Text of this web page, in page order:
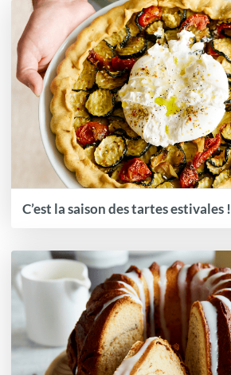
C’est la saison des tartes estivales !